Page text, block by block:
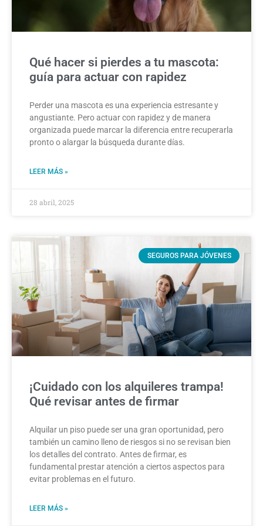
Qué hacer si pierdes a tu mascota:
guía para actuar con rapidez
Perder una mascota es una experiencia estresante y
angustiante. Pero actuar con rapidez y de manera
organizada puede marcar la diferencia entre recuperarla
pronto o alargar la búsqueda durante días.
LEER MÁS »
28 abril, 2025
SEGUROS PARA JÓVENES
¡Cuidado con los alquileres trampa!
Qué revisar antes de firmar
Alquilar un piso puede ser una gran oportunidad, pero
también un camino lleno de riesgos si no se revisan bien
los detalles del contrato. Antes de firmar, es
fundamental prestar atención a ciertos aspectos para
evitar problemas en el futuro.
LEER MÁS »